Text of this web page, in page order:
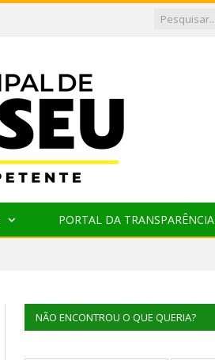
PORTAL DA TRANSPARÊNCIA
NÃO ENCONTROU O QUE QUERIA?